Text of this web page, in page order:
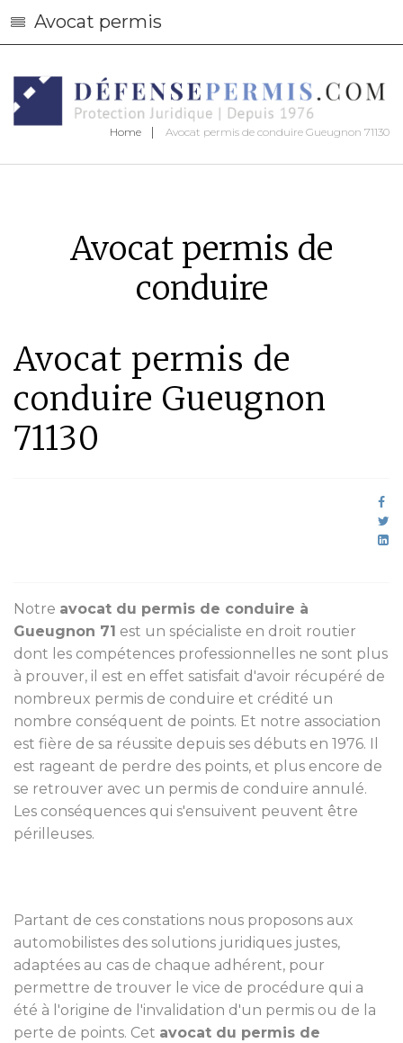
Avocat permis
Home Avocat permis de conduire Gueugnon 71130
Avocat permis de
conduire
Avocat permis de
conduire Gueugnon
71130
Notre avocat du permis de conduire à
Gueugnon 71 est un spécialiste en droit routier
dont les compétences professionnelles ne sont plus
à prouver, il est en effet satisfait d'avoir récupéré de
nombreux permis de conduire et crédité un
nombre conséquent de points. Et notre association
est fière de sa réussite depuis ses débuts en 1976. Il
est rageant de perdre des points, et plus encore de
se retrouver avec un permis de conduire annulé.
Les conséquences qui s'ensuivent peuvent être
périlleuses.
Partant de ces constations nous proposons aux
automobilistes des solutions juridiques justes,
adaptées au cas de chaque adhérent, pour
permettre de trouver le vice de procédure qui a
été à l'origine de l'invalidation d'un permis ou de la
perte de points. Cet avocat du permis de